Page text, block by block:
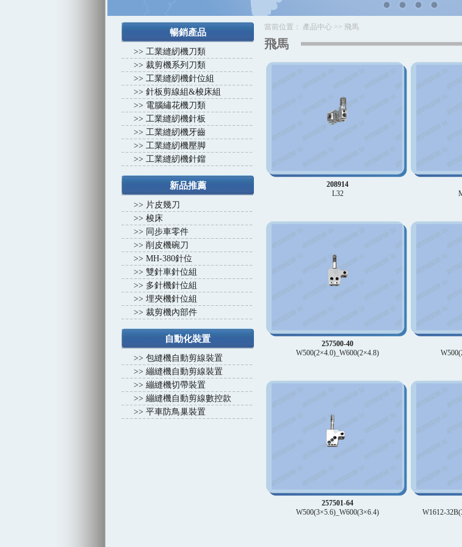
暢銷產品
>> 工業縫紉機刀類
>> 裁剪機系列刀類
>> 工業縫紉機針位組
>> 針板剪線組&梭床組
>> 電腦繡花機刀類
>> 工業縫紉機針板
>> 工業縫紉機牙齒
>> 工業縫紉機壓脚
>> 工業縫紉機針鎦
新品推薦
>> 片皮幾刀
>> 梭床
>> 同步車零件
>> 削皮機碗刀
>> MH-380針位
>> 雙針車針位組
>> 多針機針位組
>> 埋夾機針位組
>> 裁剪機內部件
自動化裝置
>> 包縫機自動剪線裝置
>> 繃縫機自動剪線裝置
>> 繃縫機切帶裝置
>> 繃縫機自動剪線數控款
>> 平車防鳥巢裝置
當前位置： 產品中心 >> 飛馬
飛馬
208914
L32
257500-40
W500(2×4.0)_W600(2×4.8)
257501-64
W500(3×5.6)_W600(3×6.4)
W1612-